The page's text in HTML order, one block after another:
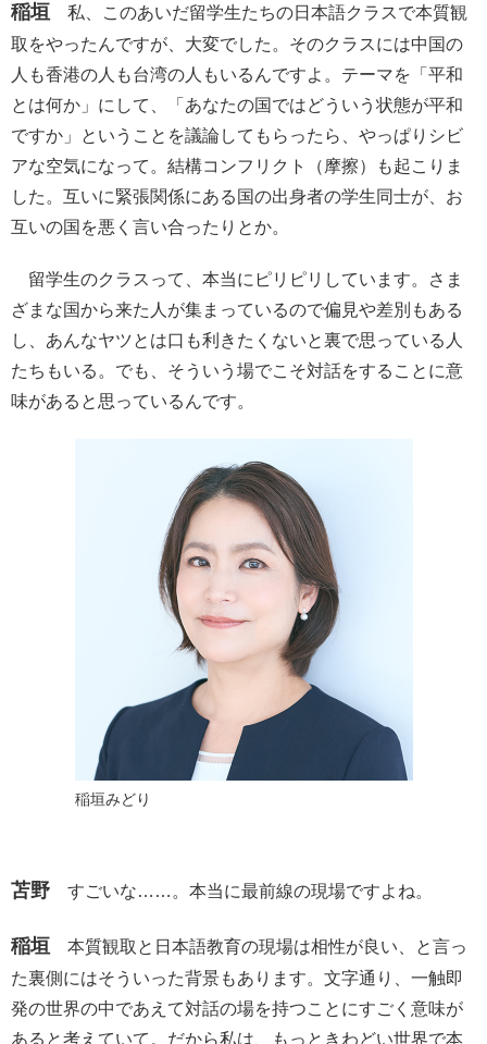
稲垣 私、このあいだ留学生たちの日本語クラスで本質観
取をやったんですが、大変でした。そのクラスには中国の
人も香港の人も台湾の人もいるんですよ。テーマを「平和
とは何か」にして、「あなたの国ではどういう状態が平和
ですか」ということを議論してもらったら、やっぱりシビ
アな空気になって。結構コンフリクト（摩擦）も起こりま
した。互いに緊張関係にある国の出身者の学生同士が、お
互いの国を悪く言い合ったりとか。
留学生のクラスって、本当にピリピリしています。さま
ざまな国から来た人が集まっているので偏見や差別もある
し、あんなヤツとは口も利きたくないと裏で思っている人
たちもいる。でも、そういう場でこそ対話をすることに意
味があると思っているんです。
稲垣みどり
苫野 すごいな……。本当に最前線の現場ですよね。
稲垣 本質観取と日本語教育の現場は相性が良い、と言っ
た裏側にはそういった背景もあります。文字通り、一触即
発の世界の中であえて対話の場を持つことにすごく意味が
あると考えていて。だから私は、もっときわどい世界で本